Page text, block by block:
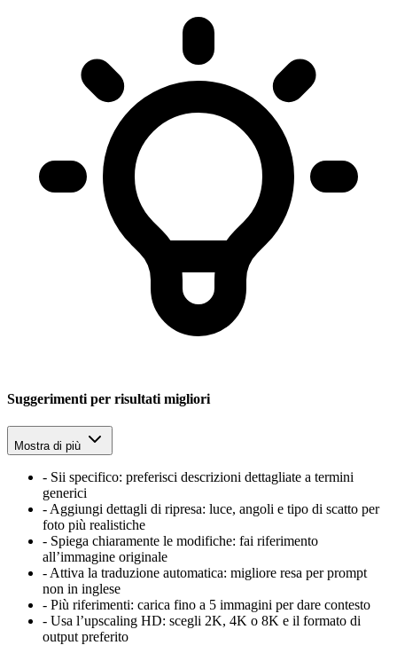
Suggerimenti per risultati migliori
Mostra di più
- Sii specifico: preferisci descrizioni dettagliate a termini
generici
- Aggiungi dettagli di ripresa: luce, angoli e tipo di scatto per
foto più realistiche
- Spiega chiaramente le modifiche: fai riferimento
all’immagine originale
- Attiva la traduzione automatica: migliore resa per prompt
non in inglese
- Più riferimenti: carica fino a 5 immagini per dare contesto
- Usa l’upscaling HD: scegli 2K, 4K o 8K e il formato di
output preferito